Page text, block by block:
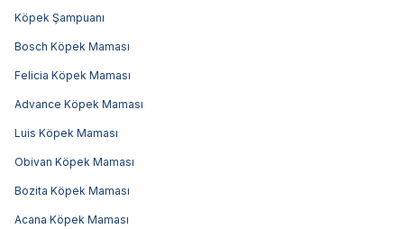
Köpek Şampuanı
Bosch Köpek Maması
Felicia Köpek Maması
Advance Köpek Maması
Luis Köpek Maması
Obivan Köpek Maması
Bozita Köpek Maması
Acana Köpek Maması